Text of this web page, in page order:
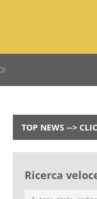
TOP NEWS -->
Ricerca